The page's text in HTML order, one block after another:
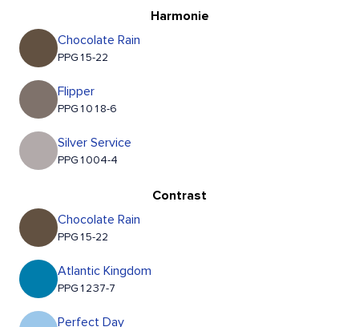
Harmonie
Chocolate Rain
PPG15-22
Flipper
PPG1018-6
Silver Service
PPG1004-4
Contrast
Chocolate Rain
PPG15-22
Atlantic Kingdom
PPG1237-7
Perfect Day